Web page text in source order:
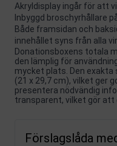
Akryldisplay ingår för att
Inbyggd broschyrhållare
Både framsidan och
innehållet syns från alla
Donationsboxens totala
den lämplig för
mycket plats. Den
(21 x 29,7 cm), vilket ger
presentera nödvändig
transparent, vilket gör att
Förslagslåda